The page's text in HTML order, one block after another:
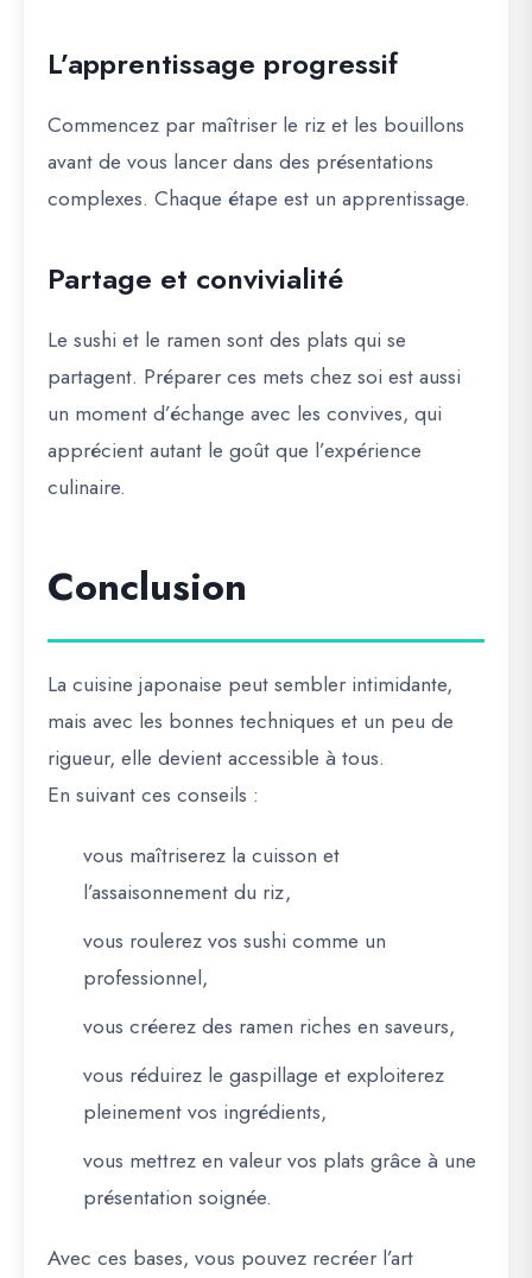
L’apprentissage progressif
Commencez par maîtriser le riz et les bouillons
avant de vous lancer dans des présentations
complexes. Chaque étape est un apprentissage.
Partage et convivialité
Le sushi et le ramen sont des plats qui se
partagent. Préparer ces mets chez soi est aussi
un moment d’échange avec les convives, qui
apprécient autant le goût que l’expérience
culinaire.
Conclusion
La cuisine japonaise peut sembler intimidante,
mais avec les bonnes techniques et un peu de
rigueur, elle devient accessible à tous.
En suivant ces conseils :
vous maîtriserez la cuisson et
l’assaisonnement du riz,
vous roulerez vos sushi comme un
professionnel,
vous créerez des ramen riches en saveurs,
vous réduirez le gaspillage et exploiterez
pleinement vos ingrédients,
vous mettrez en valeur vos plats grâce à une
présentation soignée.
Avec ces bases, vous pouvez recréer l’art